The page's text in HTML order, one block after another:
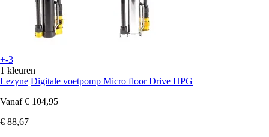
+-3
1 kleuren
Lezyne Digitale voetpomp Micro floor Drive HPG
Vanaf € 104,95
€ 88,67